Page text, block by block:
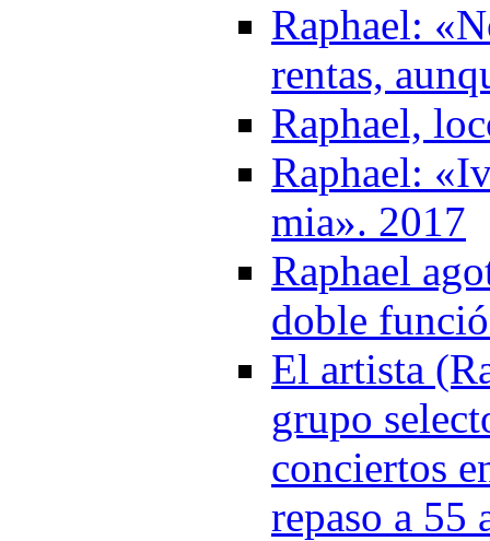
Raphael:
rentas,
Raphael,
Raphael:
mia». 2017
Raphael
doble
El artista
grupo
conciertos
repaso a 55